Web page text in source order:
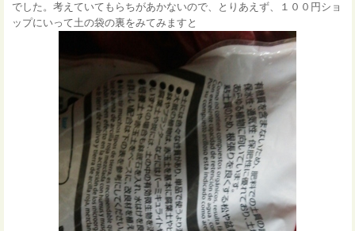
でした。考えていてもらちがあかないので、とりあえず、１００円ショ
ップにいって土の袋の裏をみてみますと